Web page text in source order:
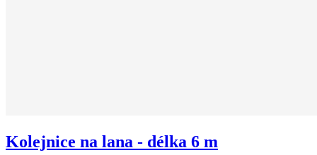
Kolejnice na lana - délka 6 m